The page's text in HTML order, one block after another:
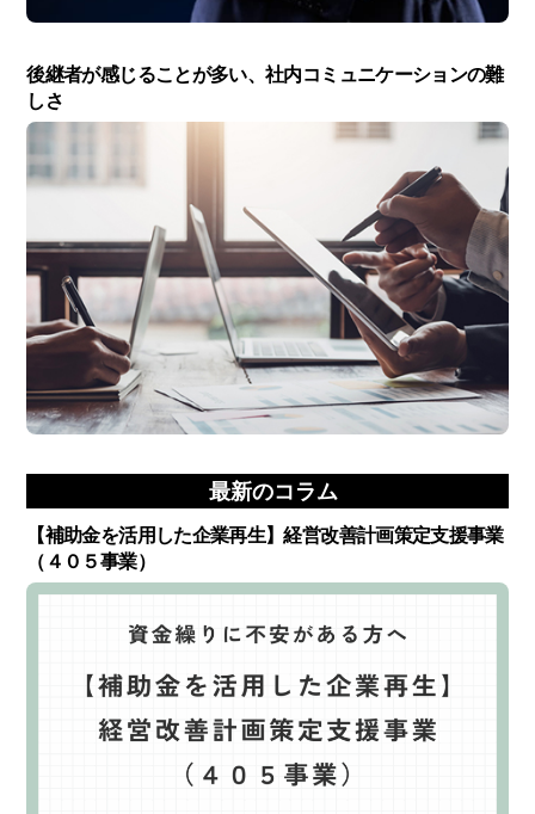
後継者が感じることが多い、社内コミュニケーションの難
しさ
最新のコラム
【補助金を活用した企業再生】経営改善計画策定支援事業
（４０５事業）